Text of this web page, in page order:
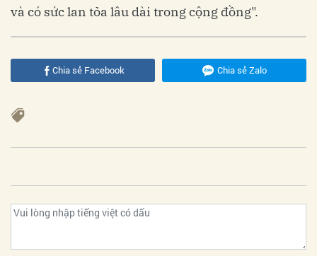
và có sức lan tỏa lâu dài trong cộng đồng".
Chia sẻ Facebook Chia sẻ Zalo